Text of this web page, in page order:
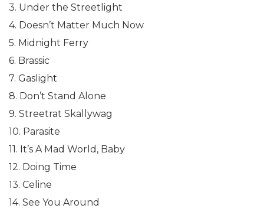
3. Under the Streetlight
4. Doesn’t Matter Much Now
5. Midnight Ferry
6. Brassic
7. Gaslight
8. Don’t Stand Alone
9. Streetrat Skallywag
10. Parasite
11. It’s A Mad World, Baby
12. Doing Time
13. Celine
14. See You Around